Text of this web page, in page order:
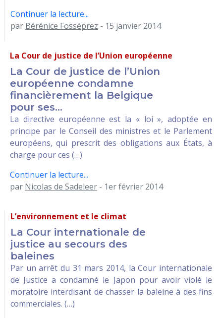
Continuer la lecture...
par Bérénice Fosséprez - 15 janvier 2014
La Cour de justice de l’Union européenne
La Cour de justice de l’Union
européenne condamne
financièrement la Belgique
pour ses...
La directive européenne est la « loi », adoptée en
principe par le Conseil des ministres et le Parlement
européens, qui prescrit des obligations aux États, à
charge pour ces (…)
Continuer la lecture...
par Nicolas de Sadeleer - 1er février 2014
L’environnement et le climat
La Cour internationale de
justice au secours des
baleines
Par un arrêt du 31 mars 2014, la Cour internationale
de Justice a condamné le Japon pour avoir violé le
moratoire interdisant de chasser la baleine à des fins
commerciales. (…)